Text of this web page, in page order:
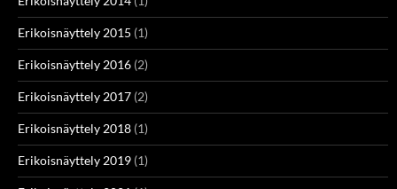
Erikoisnäyttely 2015 (1)
Erikoisnäyttely 2016 (2)
Erikoisnäyttely 2017 (2)
Erikoisnäyttely 2018 (1)
Erikoisnäyttely 2019 (1)